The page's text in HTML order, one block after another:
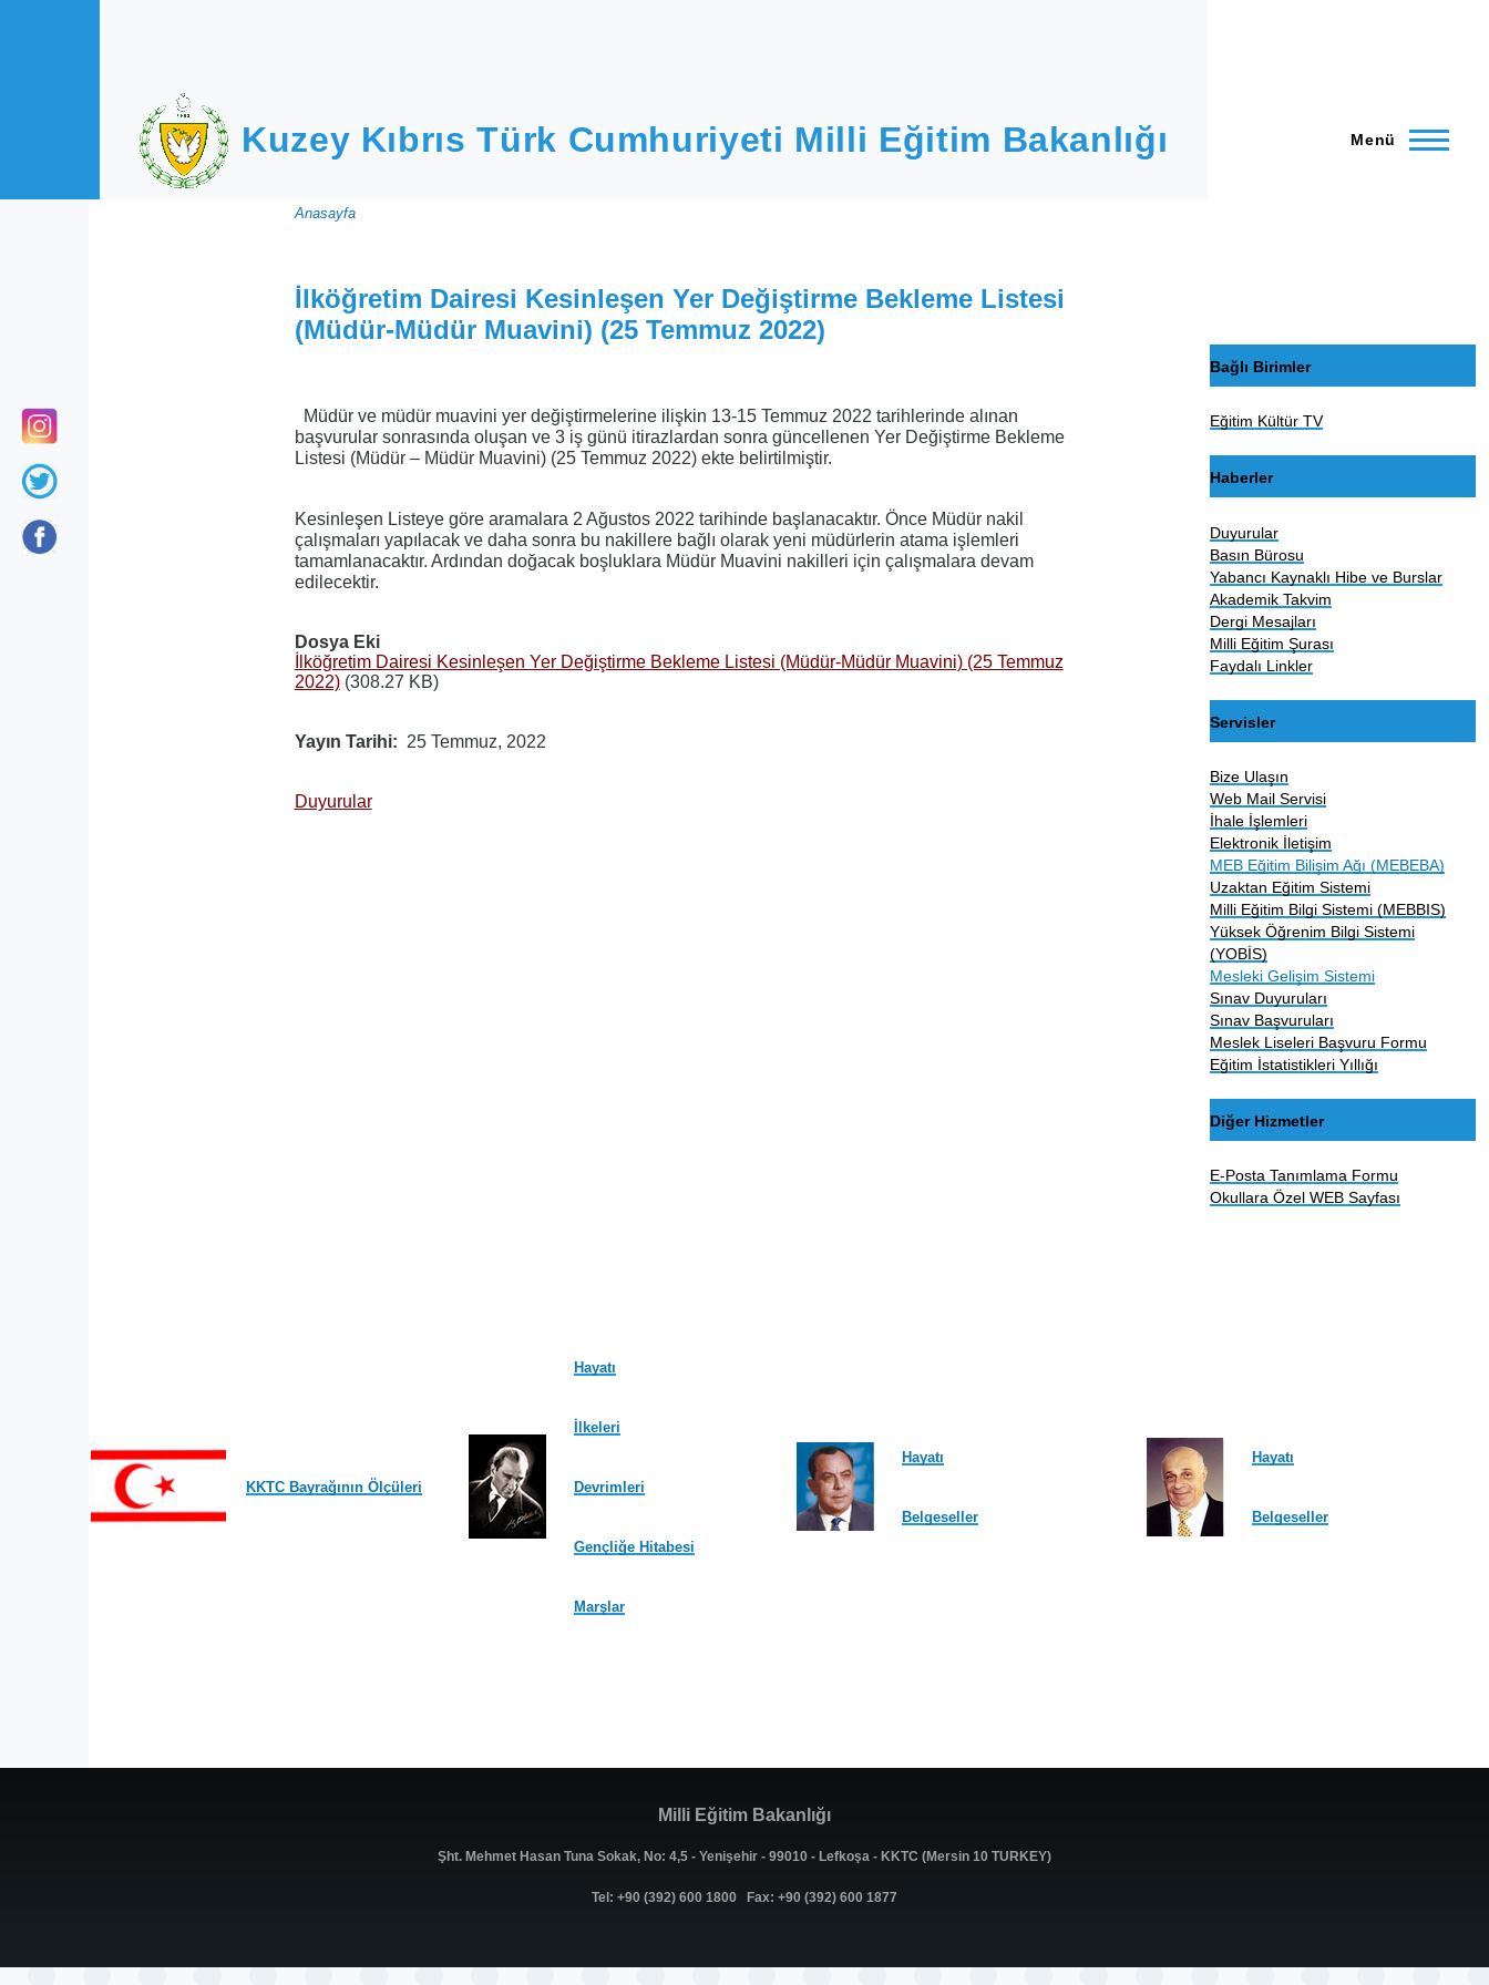
Kuzey Kıbrıs Türk Cumhuriyeti Milli Eğitim Bakanlığı Menü
Sayfa
yolu
Anasayfa
İlköğretim Dairesi Kesinleşen Yer Değiştirme Bekleme Listesi
(Müdür-Müdür Muavini) (25 Temmuz 2022)
Müdür ve müdür muavini yer değiştirmelerine ilişkin 13-15 Temmuz 2022 tarihlerinde alınan
başvurular sonrasında oluşan ve 3 iş günü itirazlardan sonra güncellenen Yer Değiştirme Bekleme
Listesi (Müdür – Müdür Muavini) (25 Temmuz 2022) ekte belirtilmiştir.
Kesinleşen Listeye göre aramalara 2 Ağustos 2022 tarihinde başlanacaktır. Önce Müdür nakil
çalışmaları yapılacak ve daha sonra bu nakillere bağlı olarak yeni müdürlerin atama işlemleri
tamamlanacaktır. Ardından doğacak boşluklara Müdür Muavini nakilleri için çalışmalara devam
edilecektir.
Dosya Eki
İlköğretim Dairesi Kesinleşen Yer Değiştirme Bekleme Listesi (Müdür-Müdür Muavini) (25 Temmuz
2022) (308.27 KB)
Yayın Tarihi 25 Temmuz, 2022
Duyurular
Bağlı Birimler
Eğitim Kültür TV
Haberler
Duyurular
Basın Bürosu
Yabancı Kaynaklı Hibe ve Burslar
Akademik Takvim
Dergi Mesajları
Milli Eğitim Şurası
Faydalı Linkler
Servisler
Bize Ulaşın
Web Mail Servisi
İhale İşlemleri
Elektronik İletişim
MEB Eğitim Bilişim Ağı (MEBEBA)
Uzaktan Eğitim Sistemi
Milli Eğitim Bilgi Sistemi (MEBBIS)
Yüksek Öğrenim Bilgi Sistemi
(YOBİS)
Mesleki Gelişim Sistemi
Sınav Duyuruları
Sınav Başvuruları
Meslek Liseleri Başvuru Formu
Eğitim İstatistikleri Yıllığı
Diğer Hizmetler
E-Posta Tanımlama Formu
Okullara Özel WEB Sayfası
KKTC Bayrağının Ölçüleri
Hayatı
İlkeleri
Devrimleri
Gençliğe Hitabesi
Marşlar
Hayatı
Belgeseller
Hayatı
Belgeseller
Milli Eğitim Bakanlığı
Şht. Mehmet Hasan Tuna Sokak, No: 4,5 - Yenişehir - 99010 - Lefkoşa - KKTC (Mersin 10 TURKEY)
Tel: +90 (392) 600 1800 Fax: +90 (392) 600 1877